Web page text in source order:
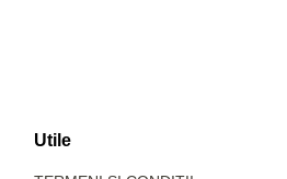
Utile